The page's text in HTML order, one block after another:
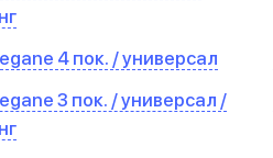
4 пок. / универсал
3 пок. / универсал /